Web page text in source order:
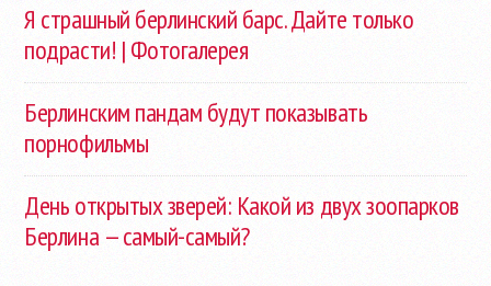
Я страшный берлинский барс. Дайте только
подрасти! | Фотогалерея
Берлинским пандам будут показывать
порнофильмы
День открытых зверей: Какой из двух зоопарков
Берлина — самый-самый?